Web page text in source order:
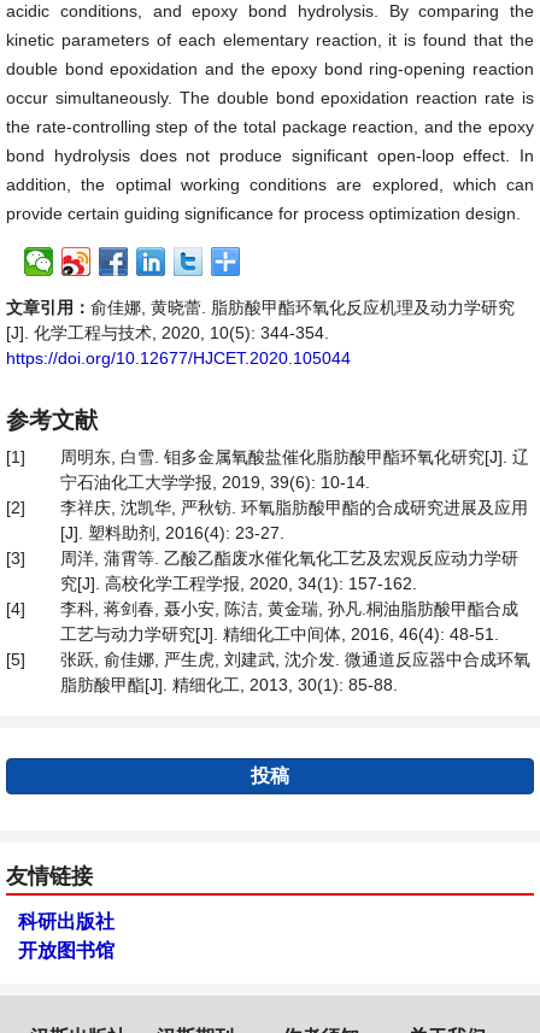
acidic conditions, and epoxy bond hydrolysis. By comparing the
kinetic parameters of each elementary reaction, it is found that the
double bond epoxidation and the epoxy bond ring-opening reaction
occur simultaneously. The double bond epoxidation reaction rate is
the rate-controlling step of the total package reaction, and the epoxy
bond hydrolysis does not produce significant open-loop effect. In
addition, the optimal working conditions are explored, which can
provide certain guiding significance for process optimization design.
文章引用： 俞佳娜, 黄晓蕾. 脂肪酸甲酯环氧化反应机理及动力学研究
[J]. 化学工程与技术, 2020, 10(5): 344-354.
https://doi.org/10.12677/HJCET.2020.105044
参考文献
[1]
周明东, 白雪. 钼多金属氧酸盐催化脂肪酸甲酯环氧化研究[J]. 辽
宁石油化工大学学报, 2019, 39(6): 10-14.
[2]
李祥庆, 沈凯华, 严秋钫. 环氧脂肪酸甲酯的合成研究进展及应用
[J]. 塑料助剂, 2016(4): 23-27.
[3]
周洋, 蒲霄等. 乙酸乙酯废水催化氧化工艺及宏观反应动力学研
究[J]. 高校化学工程学报, 2020, 34(1): 157-162.
[4]
李科, 蒋剑春, 聂小安, 陈洁, 黄金瑞, 孙凡.桐油脂肪酸甲酯合成
工艺与动力学研究[J]. 精细化工中间体, 2016, 46(4): 48-51.
[5]
张跃, 俞佳娜, 严生虎, 刘建武, 沈介发. 微通道反应器中合成环氧
脂肪酸甲酯[J]. 精细化工, 2013, 30(1): 85-88.
投稿
友情链接
科研出版社
开放图书馆